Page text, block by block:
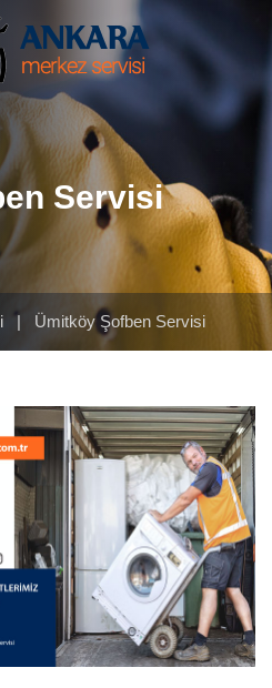
Servisi
| Ümitköy Şofben Servisi